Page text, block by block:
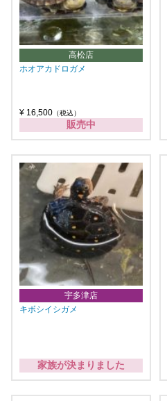
高松店
ホオアカドロガメ
¥ 16,500 （税込）
販売中
宇多津店
キボシイシガメ
家族が決まりました